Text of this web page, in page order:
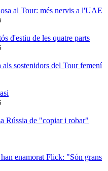
al Tour: més nervis a l'UAE
d'estiu de les quatre parts
sostenidors del Tour femení
Rússia de "copiar i robar"
enamorat Flick: "Són grans